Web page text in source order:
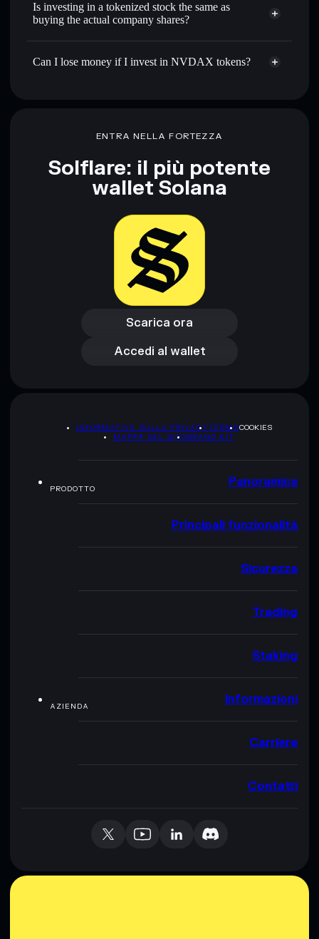
Is investing in a tokenized stock the same as
buying the actual company shares?
Can I lose money if I invest in NVDAX tokens?
ENTRA NELLA FORTEZZA
Solflare: il più potente
wallet Solana
Scarica ora
Scarica ora
Accedi al wallet
Accedi al wallet
INFORMATIVA SULLA PRIVACYTERMSCOOKIES
MAPPA DEL SITOBRAND KIT
PRODOTTO Panoramica
Principali funzionalità
Sicurezza
Trading
Staking
AZIENDA Informazioni
Carriere
Contatti